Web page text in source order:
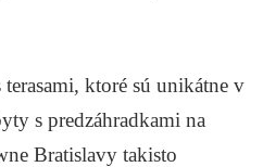
ktoré sú unikátne v
s predzáhradkami na
Bratislavy takisto